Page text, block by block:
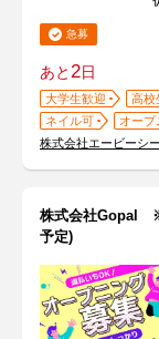
急募
あと2日
大学生歓迎 高校
ネイル可
オープ
株式会社エービーシ
株式会社Gopal
予定)